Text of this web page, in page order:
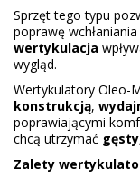
Sprzęt tego typu
poprawę
wertykulacja
wygląd.
Wertykulatory Oleo-
konstrukcją,
poprawiającymi
chcą utrzymać
Zalety